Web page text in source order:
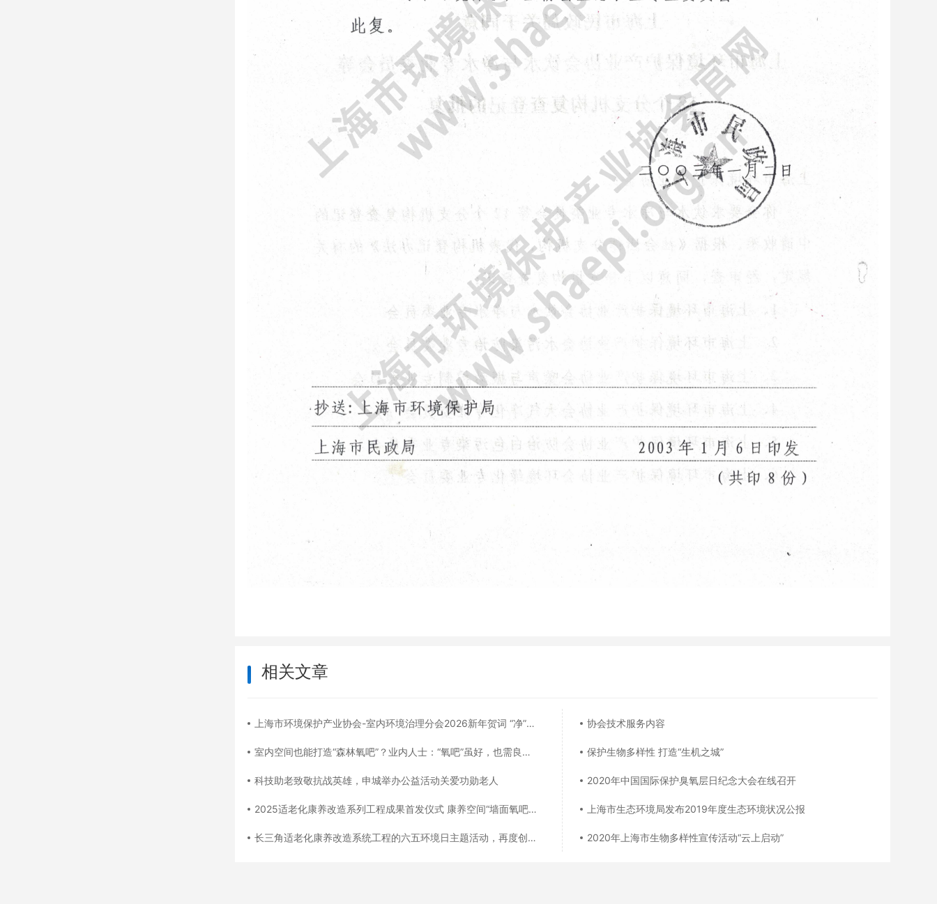
相关文章
上海市环境保护产业协会-室内环境治理分会2026新年贺词 “净”启丙午新程，“治”愈美好生活
室内空间也能打造“森林氧吧”？业内人士：“氧吧”虽好，也需良好睡眠习惯配合
科技助老致敬抗战英雄，申城举办公益活动关爱功勋老人
2025适老化康养改造系列工程成果首发仪式 康养空间“墙面氧吧”&空气净化器慈善捐赠
长三角适老化康养改造系统工程的六五环境日主题活动，再度创下最受人民群众热切关注的头版头条
协会技术服务内容
保护生物多样性 打造“生机之城”
2020年中国国际保护臭氧层日纪念大会在线召开
上海市生态环境局发布2019年度生态环境状况公报
2020年上海市生物多样性宣传活动“云上启动”